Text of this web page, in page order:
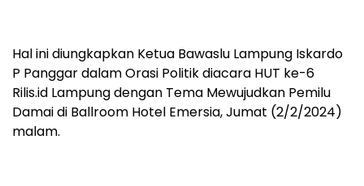
Hal ini diungkapkan Ketua Bawaslu Lampung Iskardo
P Panggar dalam Orasi Politik diacara HUT ke-6
Rilis.id Lampung dengan Tema Mewujudkan Pemilu
Damai di Ballroom Hotel Emersia, Jumat (2/2/2024)
malam.